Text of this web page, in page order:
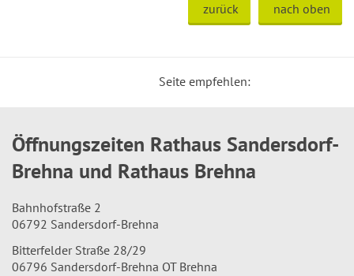
zurück nach oben
Seite empfehlen:
Öffnungszeiten Rathaus Sandersdorf-
Brehna und Rathaus Brehna
Bahnhofstraße 2
06792 Sandersdorf-Brehna
Bitterfelder Straße 28/29
06796 Sandersdorf-Brehna OT Brehna